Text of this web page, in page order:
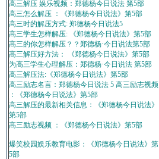
高三解压 娱乐视频：郑德杨今日说法 第5部
高三怎么解压 ：《郑德杨今日说法》第5部
高三时的解压方式: 郑德杨今日说法5
高三学生怎样解压: 《郑德杨今日说法》第5部
高三的你怎样解压？？郑德杨·今日说法第5部
高三解压好方法： 《郑德杨今日说法》第5部
为高三学生心理解压：郑德杨·今日说法 第5部
高三解压法:《郑德杨今日说法》第5部
高三励志名言：郑德杨今日说法 5 高三励志视频
：《郑德杨今日说法》第5部
高三解压的最新相关信息：《郑德杨今日说法》
第5部
高三励志视频 ：《郑德杨今日说法》第5部
爆笑校园娱乐教育电影：《郑德杨今日说法》第
5部